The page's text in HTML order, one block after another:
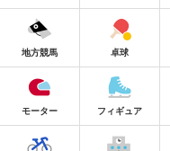
地方競馬 卓球
モーター フィギュア